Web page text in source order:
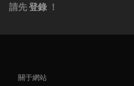
請先登錄 ！
關于網站